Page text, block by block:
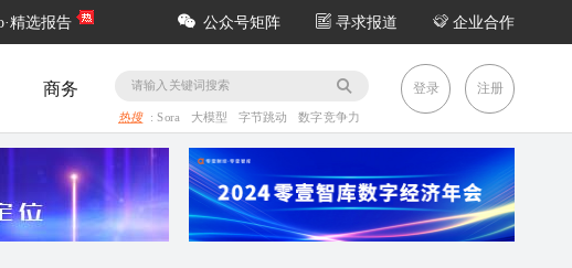
精选报告 公众号矩阵 寻求报道 企业合作
商务
热搜 :Sora 大模型 字节跳动 数字竞争力
登录 注册